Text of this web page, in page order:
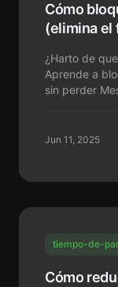
Cómo
(elimina el
¿Harto de
Aprende a
sin perder
Jun 11, 2025
tiempo-de-
Cómo